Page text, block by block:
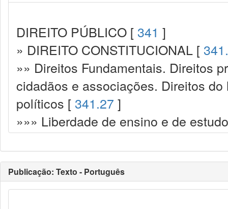
DIREITO PÚBLICO [ 341 ]
» DIREITO CONSTITUCIONAL [
»» Direitos Fundamentais. Direitos
cidadãos e associações. Direitos
políticos [ 341.27 ]
»»» Liberdade de ensino e de
Publicação: Texto - Português